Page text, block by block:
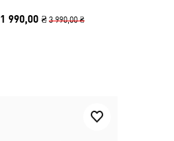
1 990,00 ₴ 3 990,00 ₴